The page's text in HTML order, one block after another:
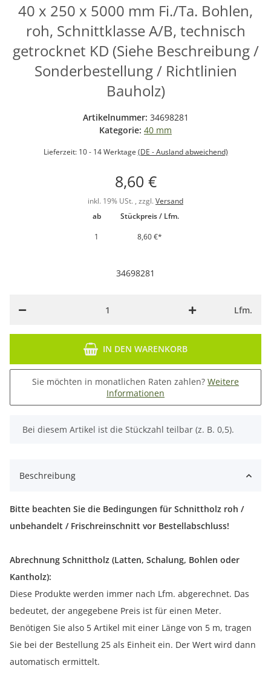
40 x 250 x 5000 mm Fi./Ta. Bohlen,
roh, Schnittklasse A/B, technisch
getrocknet KD (Siehe Beschreibung /
Sonderbestellung / Richtlinien
Bauholz)
Artikelnummer: 34698281
Kategorie: 40 mm
Lieferzeit: 10 - 14 Werktage (DE - Ausland abweichend)
8,60 €
inkl. 19% USt. , zzgl. Versand
ab
Stückpreis / Lfm.
1
8,60 €*
34698281
Lfm.
IN DEN WARENKORB
Sie möchten in monatlichen Raten zahlen? Weitere
Informationen
x
Bei diesem Artikel ist die Stückzahl teilbar (z. B. 0,5).
Beschreibung
Bitte beachten Sie die Bedingungen für Schnittholz roh /
unbehandelt / Frischreinschnitt vor Bestellabschluss!
Abrechnung Schnittholz (Latten, Schalung, Bohlen oder
Kantholz):
Diese Produkte werden immer nach Lfm. abgerechnet. Das
bedeutet, der angegebene Preis ist für einen Meter.
Benötigen Sie also 5 Artikel mit einer Länge von 5 m, tragen
Sie bei der Bestellung 25 als Einheit ein. Der Wert wird dann
automatisch ermittelt.